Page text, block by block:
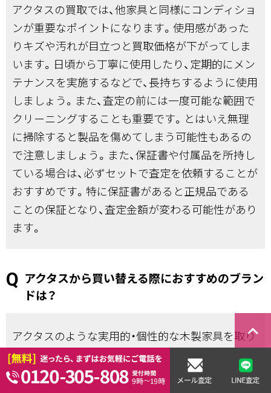
アクタスの買取では、他家具と同様にコンディショ
ンが重要なポイントになります。使用感があった
りキズや汚れが目立つと買取価格が下がってしま
います。日頃から丁寧に使用したり、定期的にメン
テナンスを実施するなどで、長持ちするように使用
しましょう。また、査定の前には一度可能な範囲で
クリーニングすることも重要です。とはいえ無理
に掃除すると製品を傷めてしまう可能性もあるの
で注意しましょう。また、保証書や付属品を所持し
ている場合は、必ずセットで査定を依頼することが
おすすめです。特に保証書があると正規品である
ことの保証となり、査定金額が変わる可能性があり
ます。
アクタスから買い替える際におすすめのブラン
ドは？
アクタスのような実用的・個性的な木製家具を取り
揃えた国産ブランドは、インテリアにぬくもりを与
えるブランドが多くおすすめです。アクタス以外の
家具で代表的なものですと
keyboard_arrow_right